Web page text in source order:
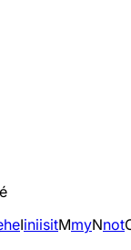
heIiniisitMmyNnot